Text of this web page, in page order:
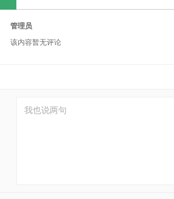
管理员
该内容暂无评论